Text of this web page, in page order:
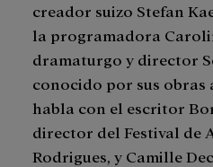
creador suizo Stefan
la programadora
dramaturgo y director
conocido por sus obras
habla con el escritor
director del Festival de
Rodrigues, y Camille